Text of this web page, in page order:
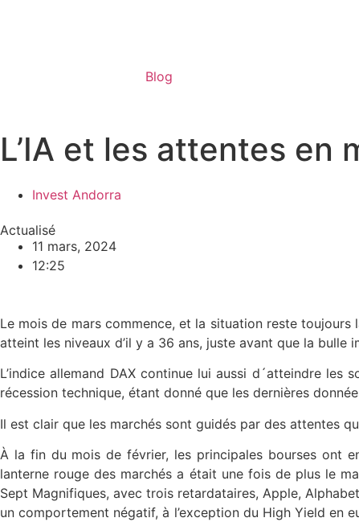
Blog
L’IA et les attentes en
Invest Andorra
Actualisé
11 mars, 2024
12:25
Le mois de mars commence, et la situation reste toujours
atteint les niveaux d’il y a 36 ans, juste avant que la bulle
L’indice allemand DAX continue lui aussi d´atteindre
récession technique, étant donné que les dernières
Il est clair que les marchés sont guidés par des attentes
À la fin du mois de février, les principales bourses ont
lanterne rouge des marchés a était une fois de plus le
Sept Magnifiques, avec trois retardataires, Apple,
un comportement négatif, à l’exception du High Yield en